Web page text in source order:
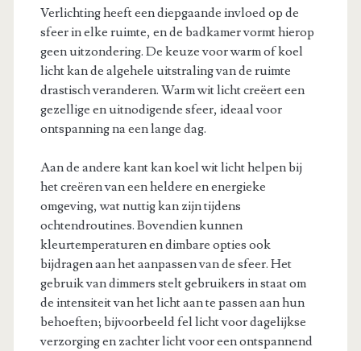
Verlichting heeft een diepgaande invloed op de
sfeer in elke ruimte, en de badkamer vormt hierop
geen uitzondering. De keuze voor warm of koel
licht kan de algehele uitstraling van de ruimte
drastisch veranderen. Warm wit licht creëert een
gezellige en uitnodigende sfeer, ideaal voor
ontspanning na een lange dag.
Aan de andere kant kan koel wit licht helpen bij
het creëren van een heldere en energieke
omgeving, wat nuttig kan zijn tijdens
ochtendroutines. Bovendien kunnen
kleurtemperaturen en dimbare opties ook
bijdragen aan het aanpassen van de sfeer. Het
gebruik van dimmers stelt gebruikers in staat om
de intensiteit van het licht aan te passen aan hun
behoeften; bijvoorbeeld fel licht voor dagelijkse
verzorging en zachter licht voor een ontspannend